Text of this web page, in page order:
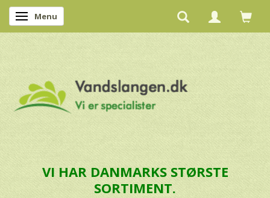
Skifte navigation
Menu
VI HAR DANMARKS STØRSTE
SORTIMENT.